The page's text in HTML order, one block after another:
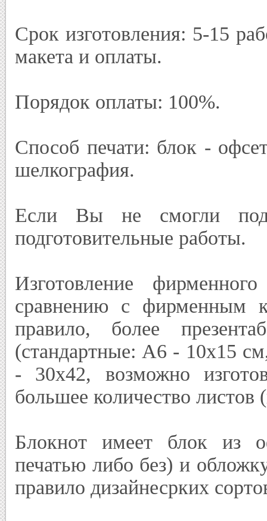
Срок изготовления: 5-15
макета и оплаты.
Порядок оплаты: 100%.
Способ печати: блок -
шелкография.
Если Вы не смогли
подготовительные работы.
Изготовление
сравнению с фирменным
правило, более
(стандартные: А6 - 10х15
- 30х42, возможно
большее количество листов
Блокнот имеет блок из
печатью либо без) и
правило дизайнесрких